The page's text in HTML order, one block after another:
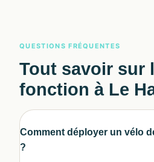
QUESTIONS FRÉQUENTES
Tout savoir sur
fonction à Le
Comment déployer un vélo
?